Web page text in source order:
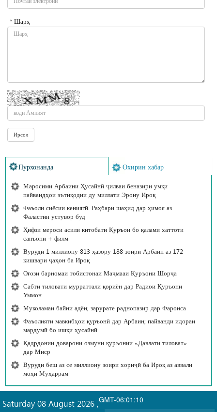
* Шарҳ
Пурхонанда Охирин хабар
Маросими Арбаини Ҳусайнӣ ҷилваи беназири умқи
пайвандҳои эътиқодии ду миллати Эрону Ироқ
Фаъоли сиёсии кениягӣ: Раҳбари шаҳид дар ҳимоя аз
Фаластин устувор буд
Ҳифзи мероси асили китобати Қуръон бо қалами хаттоти
санъонӣ + филм
Вуруди 1 миллиону 813 ҳазору 188 зоири Арбаин аз 172
кишвари ҷаҳон ба Ироқ
Оғози барномаи тобистонаи Маҷмааи Қуръони Шорҷа
Сабти тиловати мурраттали қориён дар Радиои Қуръони
Уммон
Муколамаи байни адён; зарурате раднопазир дар Фаронса
Фаъолияти мавкибҳои қуръонӣ дар Арбаин; пайванди идораи
мардумӣ бо ишқи ҳусайнӣ
Қадрдонии доварони озмуни қуръонии «Давлати тиловат»
дар Миср
Вуруди беш аз се миллиону зоири хориҷӣ ба Ироқ аз аввали
моҳи Муҳаррам
GMT-06:01:10
Saturday 08 August 2026 ,